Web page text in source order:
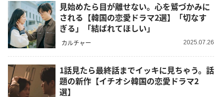
見始めたら目が離せない。心を鷲づかみに
される【韓国の恋愛ドラマ2選】「切なす
ぎる」「結ばれてほしい」
カルチャー 2025.07.26
1話見たら最終話までイッキに見ちゃう。話
題の新作【イチオシ韓国の恋愛ドラマ2
選】